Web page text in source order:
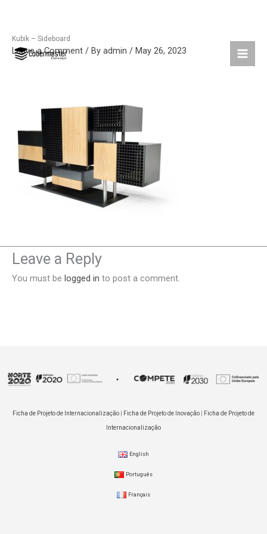
SkipKubik – Sideboard
Leave a Comment / By admin / May 26, 2023
Leave a Reply
You must be logged in to post a comment.
Ficha de Projeto de Internacionalização Ficha de Projeto de Inovação Ficha de Projeto de
Internacionalização
English
Português
Français